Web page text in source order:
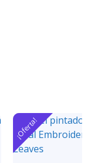
¡Oferta!